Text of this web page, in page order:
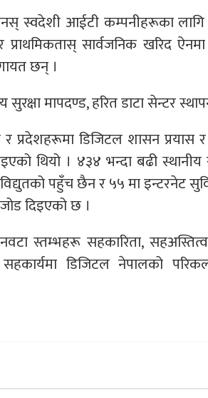
स्वदेशी आईटी कम्पनीहरूका
सार्वजनिक खरिद ऐनमा
छन् ।
सुरक्षा मापदण्ड, हरित डाटा सेन्टर
र प्रदेशहरूमा डिजिटल शासन प्रयास
थियो । ४३४ भन्दा बढी
पहुँच छैन र ५५ मा इन्टरनेट
दिइएको छ ।
स्तम्भहरू सहकारिता,
डिजिटल नेपालको